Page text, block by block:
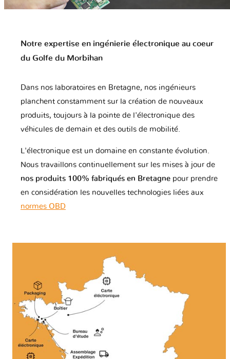
Notre expertise en ingénierie électronique au coeur
du Golfe du Morbihan
Dans nos laboratoires en Bretagne, nos ingénieurs
planchent constamment sur la création de nouveaux
produits, toujours à la pointe de l'électronique des
véhicules de demain et des outils de mobilité.
L'électronique est un domaine en constante évolution.
Nous travaillons continuellement sur les mises à jour de
nos produits 100% fabriqués en Bretagne pour prendre
en considération les nouvelles technologies liées aux
normes OBD